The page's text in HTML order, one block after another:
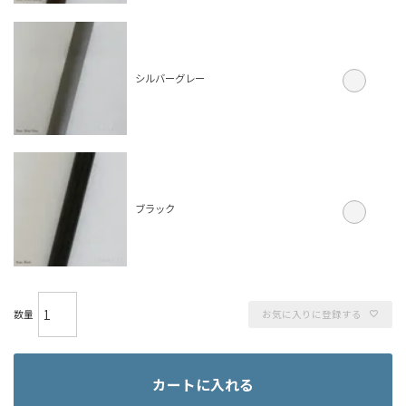
シルバーグレー
ブラック
お気に入りに登録する
カートに入れる